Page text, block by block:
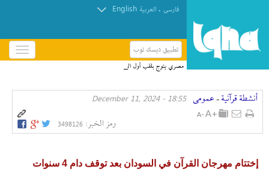
فارسی . العربیة English
تطبيق ديسك توب
باز
و
کردن
مصري يتوج بلقب أول الأوائل بالمسابقة القرآنية
أنشطة قرآنیة » عمومی 18:55 - December 11, 2024
رمز الخبر: 3498126
إختتام مهرجان القرآن في السودان بعد توقف دام 4 سنوات